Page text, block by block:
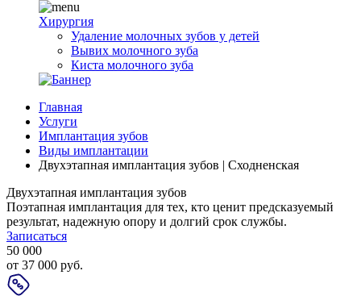
Хирургия
Удаление молочных зубов у детей
Вывих молочного зуба
Киста молочного зуба
Главная
Услуги
Имплантация зубов
Виды имплантации
Двухэтапная имплантация зубов | Сходненская
Двухэтапная имплантация зубов
Поэтапная имплантация для тех, кто ценит предсказуемый
результат, надежную опору и долгий срок службы.
Записаться
50 000
от 37 000 руб.